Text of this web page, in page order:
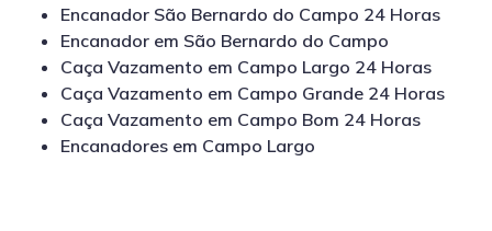
Encanador São Bernardo do Campo 24 Horas
Encanador em São Bernardo do Campo
Caça Vazamento em Campo Largo 24 Horas
Caça Vazamento em Campo Grande 24 Horas
Caça Vazamento em Campo Bom 24 Horas
Encanadores em Campo Largo